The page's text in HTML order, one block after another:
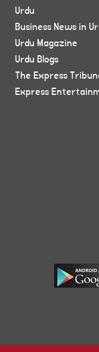
Urdu
Business News in
Urdu Magazine
Urdu Blogs
The Express
Express